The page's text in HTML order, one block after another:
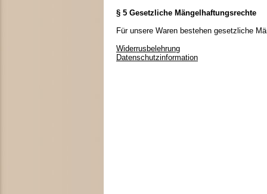
§ 5 Gesetzliche Mängelhaftungsrechte
Für unsere Waren bestehen gesetzliche
Widerrusbelehrung
Datenschutzinformation